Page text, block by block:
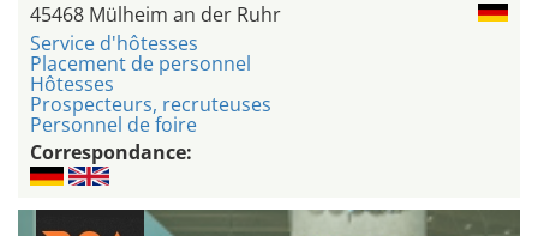
45468 Mülheim an der Ruhr
Service d'hôtesses
Placement de personnel
Hôtesses
Prospecteurs, recruteuses
Personnel de foire
Correspondance: